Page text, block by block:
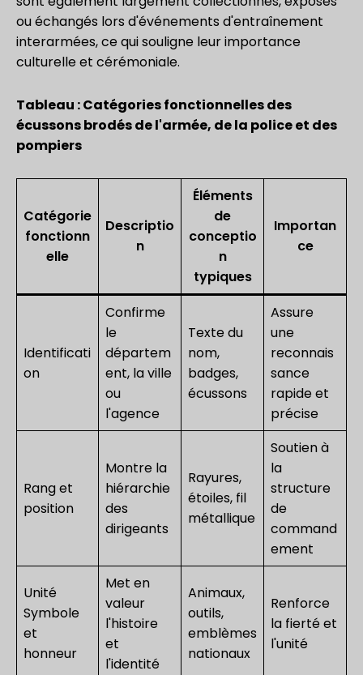
ou échangés lors d'événements d'entraînement
interarmées, ce qui souligne leur importance
culturelle et cérémoniale.
Tableau : Catégories fonctionnelles des
écussons brodés de l'armée, de la police et des
pompiers
Catégorie
fonctionn
elle
Descriptio
n
Éléments
de
conceptio
n
typiques
Importan
ce
Identificati
on
Confirme
le
départem
ent, la ville
ou
l'agence
Texte du
nom,
badges,
écussons
Assure
une
reconnais
sance
rapide et
précise
Rang et
position
Montre la
hiérarchie
des
dirigeants
Rayures,
étoiles, fil
métallique
Soutien à
la
structure
de
command
ement
Unité
Symbole
et
honneur
Met en
valeur
l'histoire
et
l'identité
Animaux,
outils,
emblèmes
nationaux
Renforce
la fierté et
l'unité